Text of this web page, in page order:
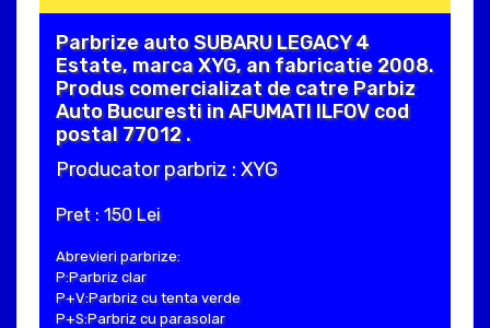
Parbrize auto SUBARU LEGACY 4
Estate, marca XYG, an fabricatie 2008.
Produs comercializat de catre Parbiz
Auto Bucuresti in AFUMATI ILFOV cod
postal 77012 .
Producator parbriz : XYG
Pret : 150 Lei
Abrevieri parbrize:
P:Parbriz clar
P+V:Parbriz cu tenta verde
P+S:Parbriz cu parasolar